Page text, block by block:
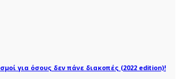
για όσους δεν πάνε διακοπές (2022 edition)!